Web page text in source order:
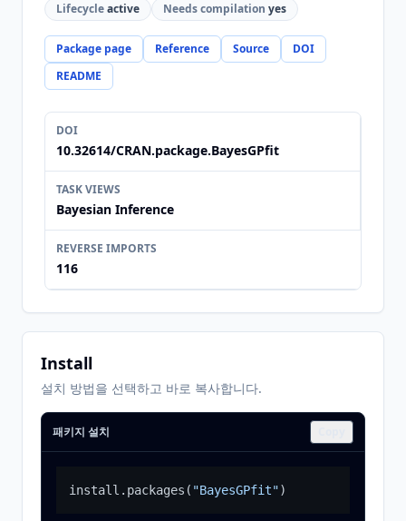
Lifecycleactive Needs compilation yes
Package page Reference Source
DOI
README
DOI
10.32614/CRAN.package.BayesGPfit
TASK VIEWS
Bayesian Inference
REVERSE IMPORTS
116
Install
설치 방법을 선택하고 바로 복사합니다.
패키지 설치
install.packages ( "BayesGPfit")